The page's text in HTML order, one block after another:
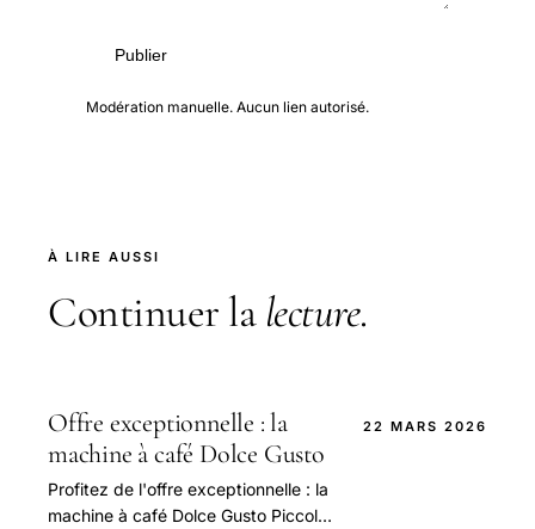
Publier
Modération manuelle. Aucun lien autorisé.
À LIRE AUSSI
Continuer la lecture.
Offre exceptionnelle : la
machine à café Dolce Gusto
Profitez de l'offre exceptionnelle : la
machine à café Dolce Gusto Piccolo
22 MARS 2026